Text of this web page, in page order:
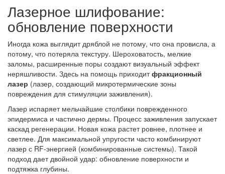
Лазерное шлифование:
обновление поверхности
Иногда кожа выглядит дряблой не потому, что она провисла, а
потому, что потеряла текстуру. Шероховатость, мелкие
заломы, расширенные поры создают визуальный эффект
неряшливости. Здесь на помощь приходитфракционный
лазер (лазер, создающий микротермические зоны
повреждения для стимуляции заживления).
Лазер испаряет мельчайшие столбики поврежденного
эпидермиса и частично дермы. Процесс заживления запускает
каскад регенерации. Новая кожа растет ровнее, плотнее и
светлее. Для максимальной упругости часто комбинируют
лазер с RF-энергией (комбинированные системы). Такой
подход дает двойной удар: обновление поверхности и
подтяжка глубины.